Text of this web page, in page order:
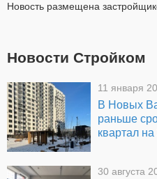
Новость размещена
Новости Стройком
11 января
В Новых
раньше
квартал
30 августа